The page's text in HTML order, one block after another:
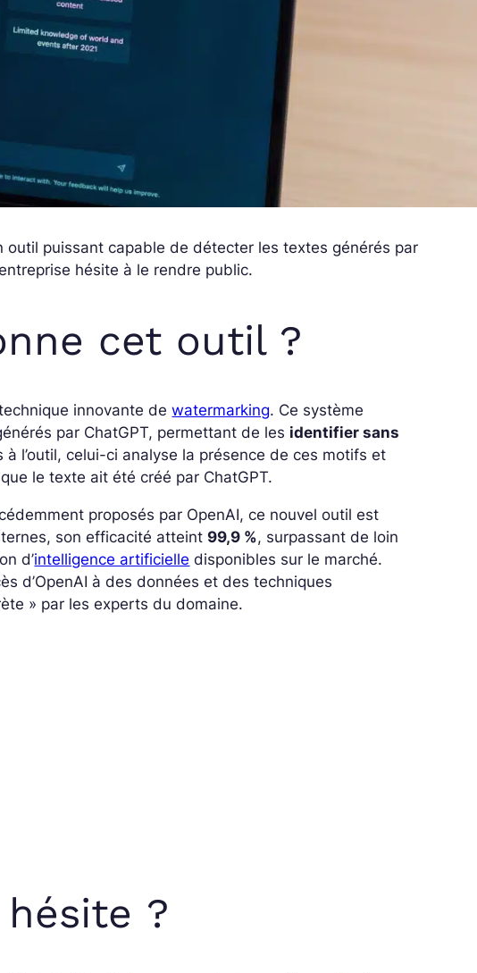
outil puissant capable de détecter les textes générés par
hésite à le rendre public.
cet outil ?
innovante dewatermarking. Ce système
par ChatGPT, permettant de les identifier sans
à l’outil, celui-ci analyse la présence de ces motifs et
le texte ait été créé par ChatGPT.
proposés par OpenAI, ce nouvel outil est
son efficacité atteint99,9 %, surpassant de loin
d’intelligence artificielle disponibles sur le marché.
d’OpenAI à des données et des techniques
» par les experts du domaine.
?